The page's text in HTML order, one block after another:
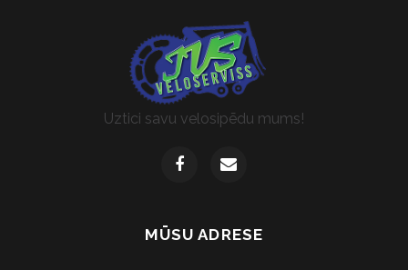
Uztici savu velosipēdu mums!
MŪSU ADRESE